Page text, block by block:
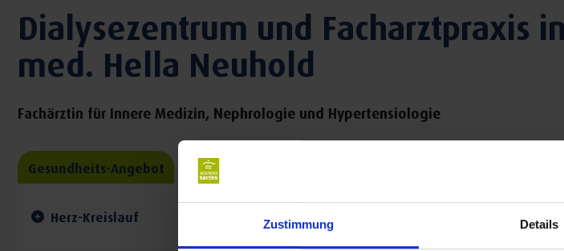
Zustimmung Details
Dialysezentrum und Facharztpraxis
med. Hella Neuhold
Fachärztin für Innere Medizin, Nephrologie und Hypertensiologie
Gesundheits-Angebot
Herz-Kreislauf Diabetes,